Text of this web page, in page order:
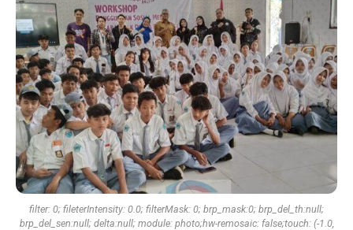
filter: 0; fileterIntensity: 0.0; filterMask: 0; brp_mask:0; brp_del_th:null;
brp_del_sen:null; delta:null; module: photo;hw-remosaic: false;touch: (-1.0,